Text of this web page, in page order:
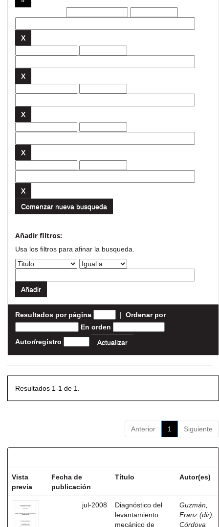
Comenzar nueva busqueda
Añadir filtros:
Usa los filtros para afinar la busqueda.
Resultados por página | Ordenar por
En orden
Autor/registro
Resultados 1-1 de 1.
Anterior 1 Siguiente
Vista
previa
Fecha de
publicación
Título Autor(es)
jul-2008
Diagnóstico del
levantamiento
mecánico de
Guzmán,
Franz (dir);
Córdova